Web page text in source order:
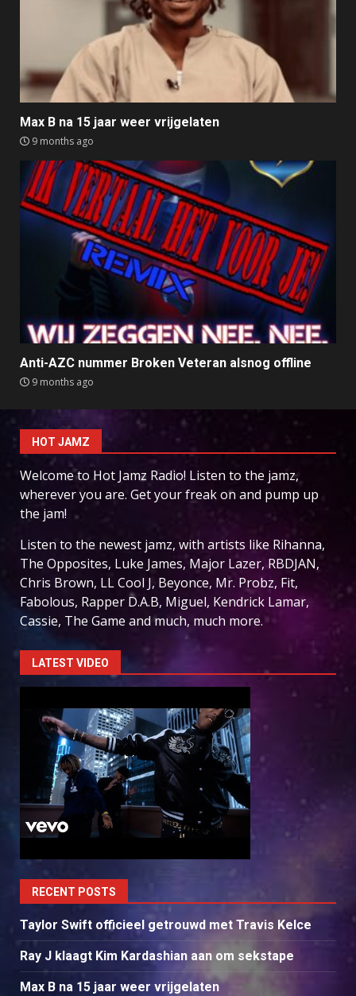
Max B na 15 jaar weer vrijgelaten
9 months ago
Anti-AZC nummer Broken Veteran alsnog offline
9 months ago
HOT JAMZ
Welcome to Hot Jamz Radio! Listen to the jamz,
wherever you are. Get your freak on and pump up
the jam!
Listen to the newest jamz, with artists like Rihanna,
The Opposites, Luke James, Major Lazer, RBDJAN,
Chris Brown, LL Cool J, Beyonce, Mr. Probz, Fit,
Fabolous, Rapper D.A.B, Miguel, Kendrick Lamar,
Cassie, The Game and much, much more.
LATEST VIDEO
RECENT POSTS
Taylor Swift officieel getrouwd met Travis Kelce
Ray J klaagt Kim Kardashian aan om sekstape
Max B na 15 jaar weer vrijgelaten